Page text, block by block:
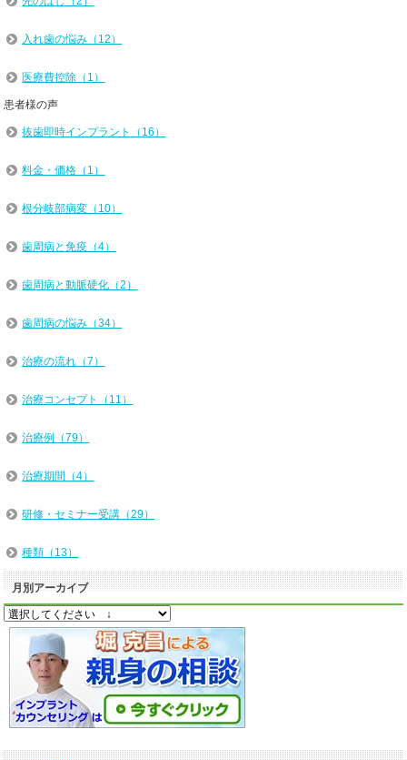
入れ歯の悩み（12）
医療費控除（1）
患者様の声
抜歯即時インプラント（16）
料金・価格（1）
根分岐部病変（10）
歯周病と免疫（4）
歯周病と動脈硬化（2）
歯周病の悩み（34）
治療の流れ（7）
治療コンセプト（11）
治療例（79）
治療期間（4）
研修・セミナー受講（29）
種類（13）
月別アーカイブ